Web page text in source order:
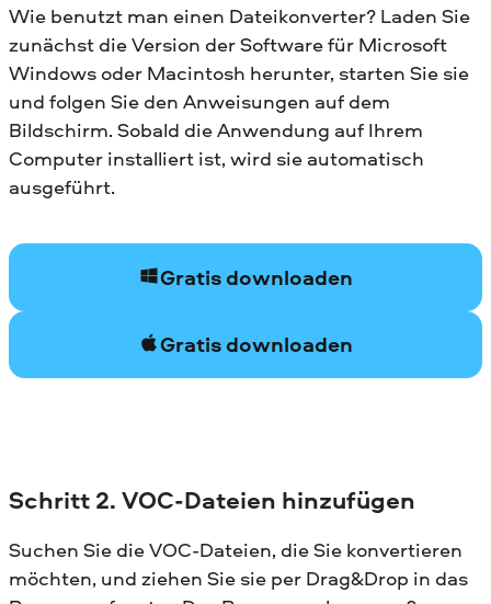
Wie benutzt man einen Dateikonverter? Laden Sie
zunächst die Version der Software für Microsoft
Windows oder Macintosh herunter, starten Sie sie
und folgen Sie den Anweisungen auf dem
Bildschirm. Sobald die Anwendung auf Ihrem
Computer installiert ist, wird sie automatisch
ausgeführt.
Gratis downloaden
Gratis downloaden
Schritt 2. VOC-Dateien hinzufügen
Suchen Sie die VOC-Dateien, die Sie konvertieren
möchten, und ziehen Sie sie per Drag&Drop in das